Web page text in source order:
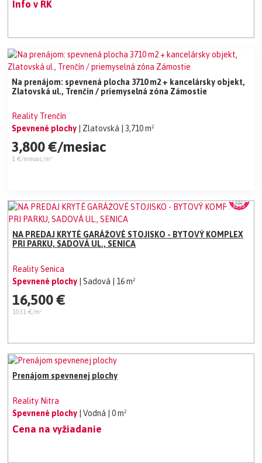
Info v RK
Na prenájom: spevnená plocha 3710 m2 + kancelársky objekt,
Zlatovská ul., Trenčín / priemyselná zóna Zámostie
Reality Trenčín
Spevnené plochy
| Zlatovská | 3,710 m²
3,800 €/mesiac
1 €/mesiac/m²
NA PREDAJ KRYTÉ GARÁŽOVÉ STOJISKO - BYTOVÝ KOMPLEX
PRI PARKU, SADOVÁ UL., SENICA
Reality Senica
Spevnené plochy
| Sadová | 16 m²
16,500 €
1031 €/m²
Prenájom spevnenej plochy
Reality Nitra
Spevnené plochy
| Vodná | 0 m²
Cena na vyžiadanie